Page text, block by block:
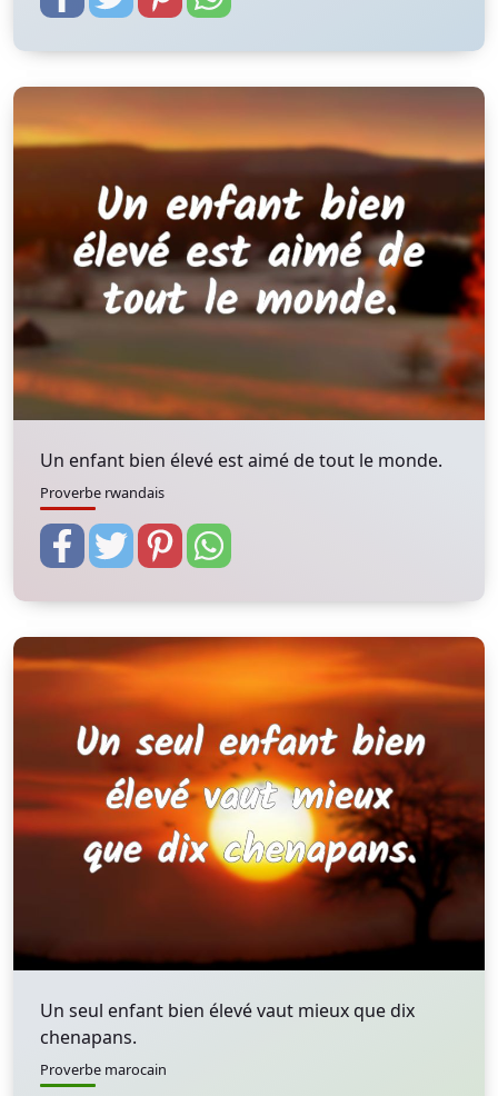
Un enfant bien élevé est aimé de tout le monde.
Proverbe rwandais
Un seul enfant bien élevé vaut mieux que dix
chenapans.
Proverbe marocain